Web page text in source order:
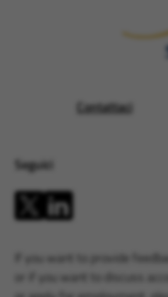
Contattaci
Seguici
If you want to provide
or if you want to discuss